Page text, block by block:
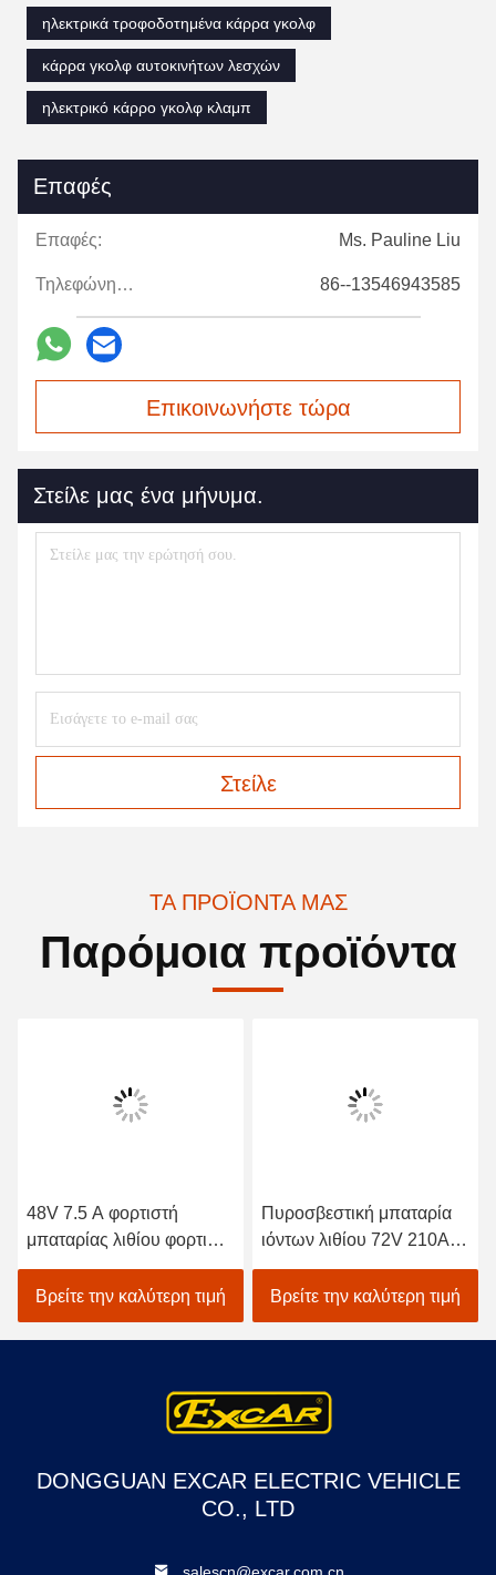
ηλεκτρικά τροφοδοτημένα κάρρα γκολφ
κάρρα γκολφ αυτοκινήτων λεσχών
ηλεκτρικό κάρρο γκολφ κλαμπ
Επαφές
Επαφές: Ms. Pauline Liu
Τηλεφώνημα: 86--13546943585
Επικοινωνήστε τώρα
Στείλε μας ένα μήνυμα.
Στείλε
ΤΑ ΠΡΟΪΌΝΤΑ ΜΑΣ
Παρόμοια προϊόντα
48V 7.5 A φορτιστή
μπαταρίας λιθίου φορτιστή
αυτοκινήτου γκολφ
Βρείτε την καλύτερη τιμή
Πυροσβεστική μπαταρία
ιόντων λιθίου 72V 210Ah
για αυτοκίνητο γκολφ
Βρείτε την καλύτερη τιμή
DONGGUAN EXCAR ELECTRIC VEHICLE
CO., LTD
salescn@excar.com.cn